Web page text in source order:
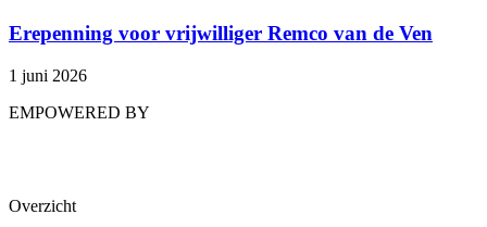
Erepenning voor vrijwilliger Remco van de Ven
1 juni 2026
EMPOWERED BY
Overzicht